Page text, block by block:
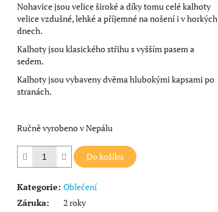
Nohavice jsou velice široké a díky tomu celé kalhoty
velice vzdušné, lehké a příjemné na nošení i v horkých
dnech.
Kalhoty jsou klasického střihu s vyšším pasem a
sedem.
Kalhoty jsou vybaveny dvěma hlubokými kapsami po
stranách.
Ručně vyrobeno v Nepálu
Do košíku
Kategorie: Oblečení
Záruka: 2 roky